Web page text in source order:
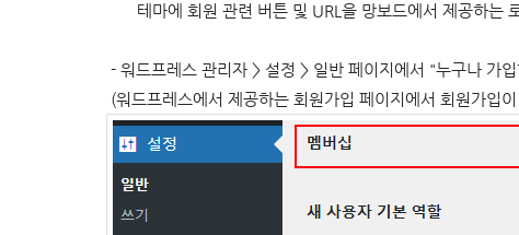
테마에 회원 관련 버튼 및 URL을 망보드에서 제공하는
- 워드프레스 관리자 > 설정 > 일반 페이지에서 "누구나 가
(워드프레스에서 제공하는 회원가입 페이지에서 회원가입